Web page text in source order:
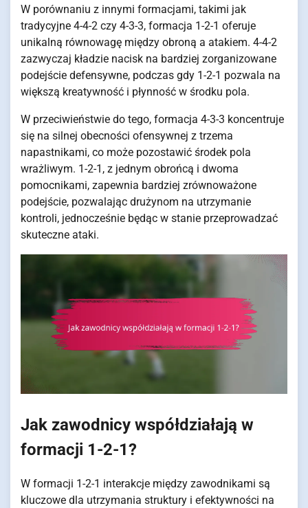
W porównaniu z innymi formacjami, takimi jak
tradycyjne 4-4-2 czy 4-3-3, formacja 1-2-1 oferuje
unikalną równowagę między obroną a atakiem. 4-4-2
zazwyczaj kładzie nacisk na bardziej zorganizowane
podejście defensywne, podczas gdy 1-2-1 pozwala na
większą kreatywność i płynność w środku pola.
W przeciwieństwie do tego, formacja 4-3-3 koncentruje
się na silnej obecności ofensywnej z trzema
napastnikami, co może pozostawić środek pola
wrażliwym. 1-2-1, z jednym obrońcą i dwoma
pomocnikami, zapewnia bardziej zrównoważone
podejście, pozwalając drużynom na utrzymanie
kontroli, jednocześnie będąc w stanie przeprowadzać
skuteczne ataki.
Jak zawodnicy współdziałają w
formacji 1-2-1?
W formacji 1-2-1 interakcje między zawodnikami są
kluczowe dla utrzymania struktury i efektywności na